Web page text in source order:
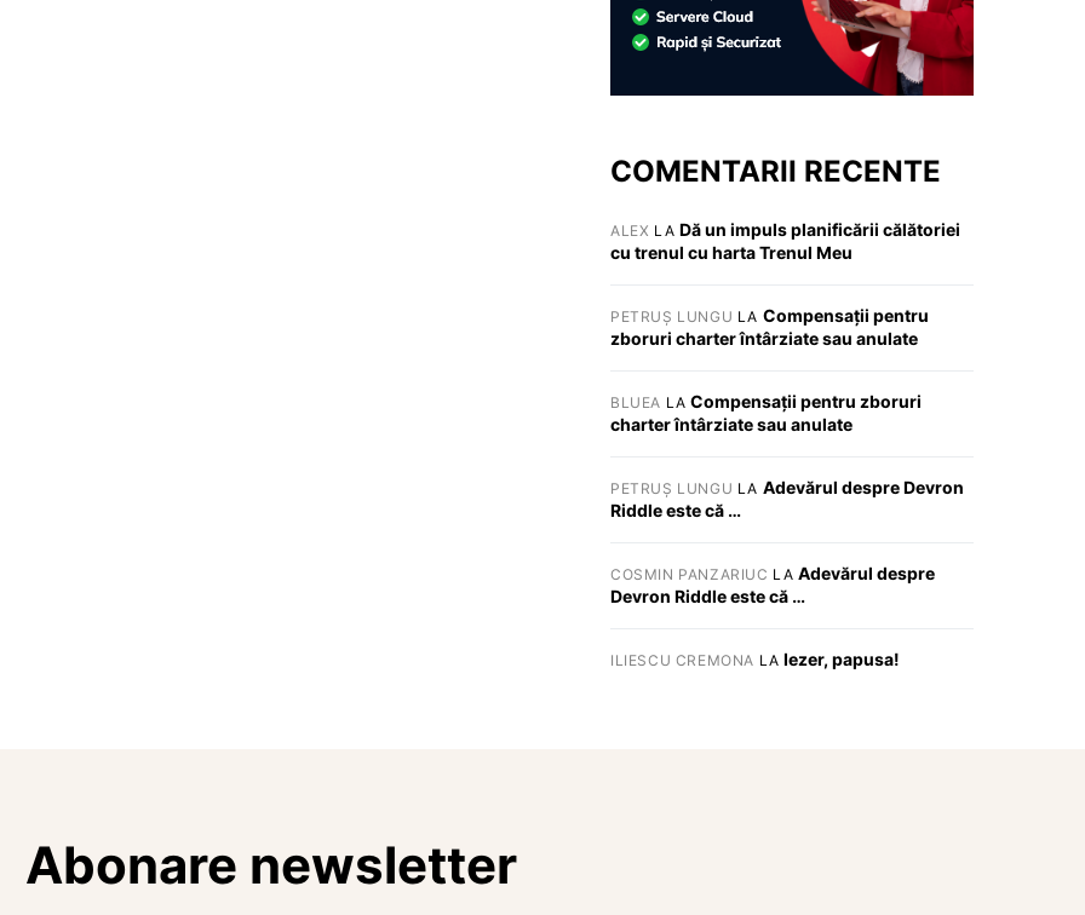
COMENTARII RECENTE
ALEX LA Dă un impuls planificării călătoriei
cu trenul cu harta Trenul Meu
PETRUȘ LUNGU LA Compensații pentru
zboruri charter întârziate sau anulate
BLUEA LACompensații pentru zboruri
charter întârziate sau anulate
PETRUȘ LUNGU LA Adevărul despre Devron
Riddle este că …
COSMIN PANZARIUC LA Adevărul despre
Devron Riddle este că …
ILIESCU CREMONA LA Iezer, papusa!
Abonare newsletter